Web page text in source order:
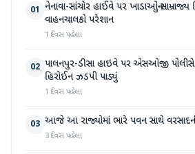
01 નેનાવા-સાંચોર હાઈવે પર ખાડાઓનું સામ્રાજ્ય
વાહનચાલકો પરેશાન
1 દિવસ પહેલા
02 પાલનપુર-ડીસા હાઇવે પર એસઓજી પોલીસે
હિરોઈન ઝડપી પાડ્યું
1 દિવસ પહેલા
03 આજે આ રાજ્યોમાં ભારે પવન સાથે
3 દિવસ પહેલા